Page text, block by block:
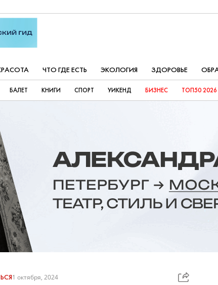
ЧТО ГДЕ ЕСТЬ ЭКОЛОГИЯ ЗДОРОВЬЕ
БАЛЕТ КНИГИ СПОРТ УИКЕНД БИЗНЕС ТОП50 2026
1 октября, 2024